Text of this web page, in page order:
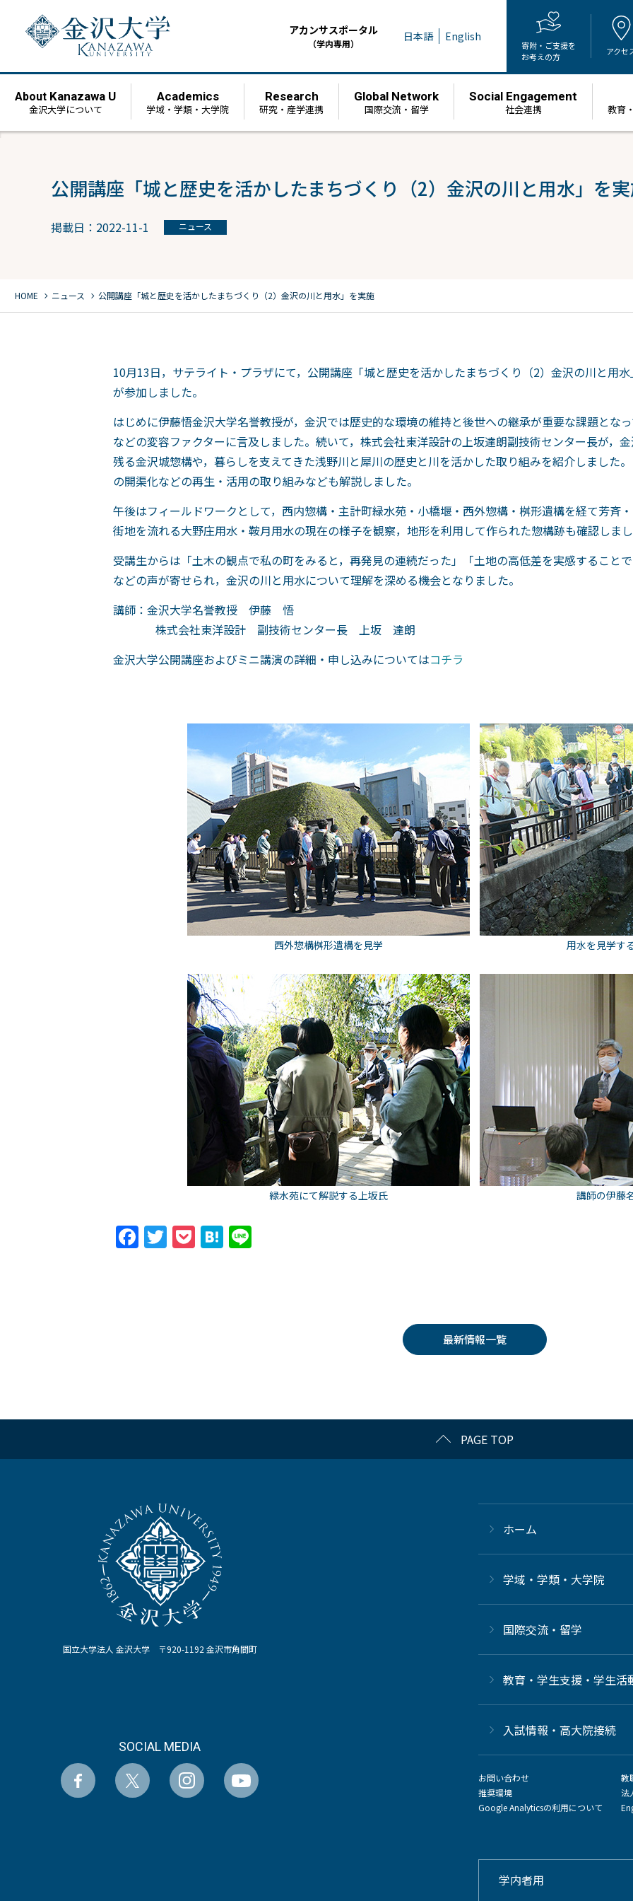
アカンサスポータル
（学内専用） 日本語 English
寄附・ご支援を
お考えの方
アクセ
About Kanazawa U
金沢大学について
Academics
学域・学類・大学院
Research
研究・産学連携
Global Network
国際交流・留学
Social Engagement
社会連携 教育
公開講座「城と歴史を活かしたまちづくり（2）金沢の川と用水」を
掲載日：2022-11-1 ニュース
HOME chevron_right ニュース chevron_right 公開講座「城と歴史を活かしたまちづくり（2）金沢の川と用水」を実施
10月13日，サテライト・プラザにて，公開講座「城と歴史を活かしたまちづくり（2）金沢の川と用
が参加しました。
はじめに伊藤悟金沢大学名誉教授が，金沢では歴史的な環境の維持と後世への継承が重要な課題とな
などの変容ファクターに言及しました。続いて，株式会社東洋設計の上坂達朗副技術センター長が，
残る金沢城惣構や，暮らしを支えてきた浅野川と犀川の歴史と川を活かした取り組みを紹介しました
の開渠化などの再生・活用の取り組みなども解説しました。
午後はフィールドワークとして，西内惣構・主計町緑水苑・小橋堰・西外惣構・桝形遺構を経て芳斉
街地を流れる大野庄用水・鞍月用水の現在の様子を観察，地形を利用して作られた惣構跡も確認しま
受講生からは「土木の観点で私の町をみると，再発見の連続だった」「土地の高低差を実感すること
などの声が寄せられ，金沢の川と用水について理解を深める機会となりました。
講師：金沢大学名誉教授 伊藤 悟
株式会社東洋設計 副技術センター長 上坂 達朗
金沢大学公開講座およびミニ講演の詳細・申し込みについてはコチラ
西外惣構桝形遺構を見学 用水を見学す
緑水苑にて解説する上坂氏 講師の伊藤
Facebook
Twitter
PocketHatena
最新情報一覧
PAGE TOP
国立大学法人 金沢大学 〒920-1192 金沢市角間町
SOCIAL MEDIA
ホーム
学域・学類・大学院
国際交流・留学
教育・学生支援・学生活
⼊試情報・高大院接続
お問い合わせ
推奨環境
Google Analyticsの利用について
教
法
学内者用